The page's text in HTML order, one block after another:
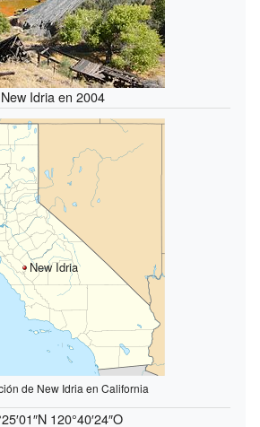
New Idria en 2004
New Idria
de New Idria en California
120°40′24″O